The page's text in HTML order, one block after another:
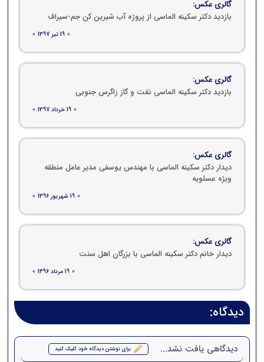
گالری عکس:
بازدید دکتر سکینه الماسی از پروژه آب شیرین کن جم-سیراف
« 19 تیر 1397 »
گالری عکس:
بازدید دکتر سکینه الماسی نفت و گاز زاگرس جنوبی
« 19 خرداد 1397 »
گالری عکس:
دیدار دکتر سکینه الماسی با مهندس یوسفی مدیر عامل منطقه
ویژه عسلویه
« 19 شهریور 1396 »
گالری عکس:
دیدار خانم دکتر سکینه الماسی با بزرگان اهل سنت
« 19 مرداد 1396 »
دیدگاه:
دیدگاهی یافت نشد... برای نوشتن دیدگاه خود کلیک کنید